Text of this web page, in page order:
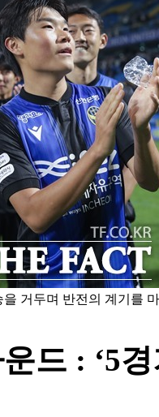
거두며 반전의 계기를
드 : ‘5